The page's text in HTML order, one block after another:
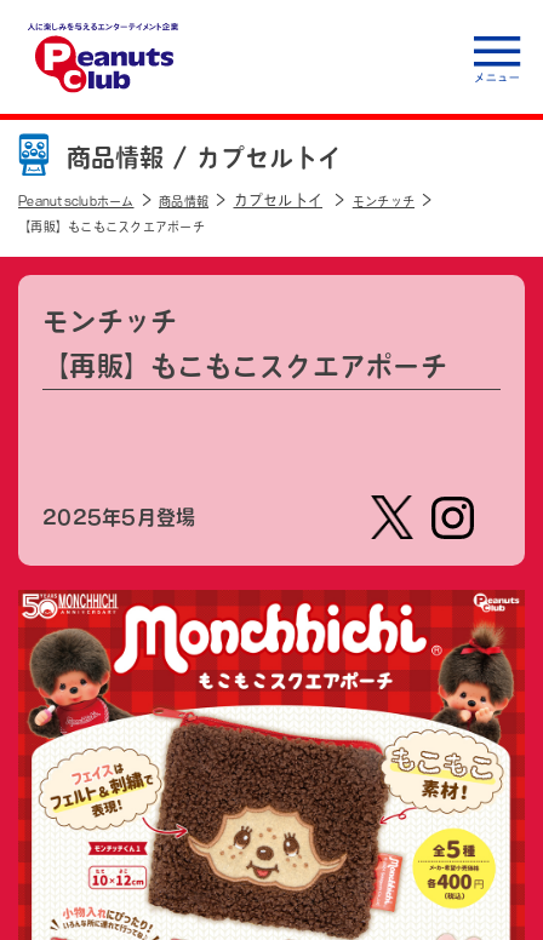
人に楽しみを与えるエ
ンターテイメント企
業 Peanuts club
商品情報 / カプセルトイ
Peanutsclubホーム 商品情報 カプセルトイ モンチッチ
【再販】もこもこスクエアポーチ
モンチッチ
【再販】もこもこスクエアポーチ
2025年5月登場
ーナッ
ツクラ
ブのカ
プセル
トイの
Xはこ
ちら
ナッ
ツ・ク
ラブ
カプセ
ルトイ
メーカ
（公
式）のI
nstag
ramは
こちら